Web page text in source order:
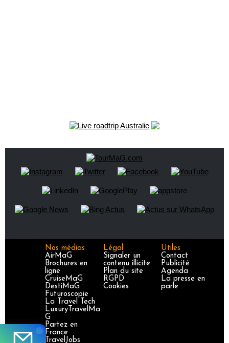
Nos médias
AirMaG
Brochures en
ligne
CruiseMaG
DestiMaG
Futuroscopie
La Travel Tech
LuxuryTravelMa
G
Partez en
France
TravelJobs
Légal
Signaler un
contenu illicite
Plan du site
RGPD
Cookies
Utiles
Contact
Publicité
Agenda
La presse en
parle